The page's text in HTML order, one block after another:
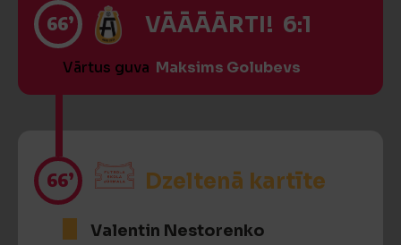
66’ VĀĀĀĀRTI! 6:1
Vārtus guva Maksims Golubevs
66’ Dzeltenā kartīte
Valentin Nestorenko